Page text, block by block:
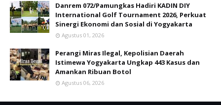
Danrem 072/Pamungkas Hadiri KADIN DIY
International Golf Tournament 2026, Perkuat
Sinergi Ekonomi dan Sosial di Yogyakarta
Agustus 01, 2026
Perangi Miras Ilegal, Kepolisian Daerah
Istimewa Yogyakarta Ungkap 443 Kasus dan
Amankan Ribuan Botol
Agustus 06, 2026